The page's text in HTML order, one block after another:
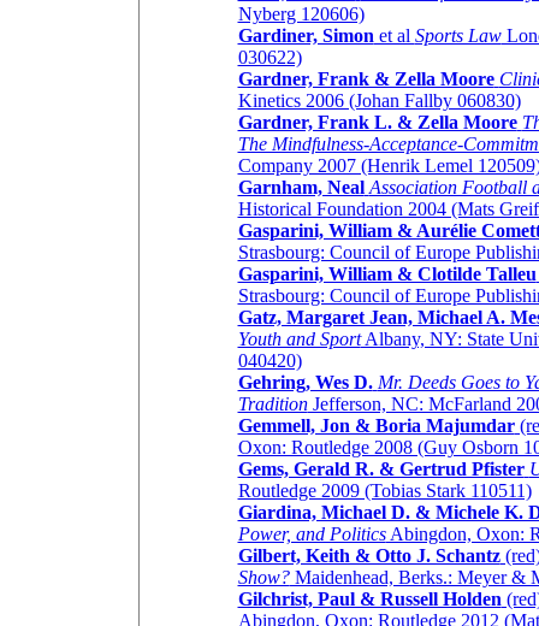
Nyberg 120606)
Gardiner, Simon et al Sports Law
030622)
Gardner, Frank & Zella Moore
Kinetics 2006 (Johan Fallby 060830)
Gardner, Frank L. & Zella Moore
The Mindfulness-Acceptance-
Company 2007 (Henrik Lemel
Garnham, Neal Association Football
Historical Foundation 2004 (Mats
Gasparini, William & Aurélie
Strasbourg: Council of Europe
Gasparini, William & Clotilde Talleu
Strasbourg: Council of Europe
Gatz, Margaret Jean, Michael A.
Youth and SportAlbany, NY: State
040420)
Gehring, Wes D. Mr. Deeds Goes to
TraditionJefferson, NC: McFarland
Gemmell, Jon & Boria Majumdar
Oxon: Routledge 2008 (Guy Osborn
Gems, Gerald R. & Gertrud Pfister
Routledge 2009 (Tobias Stark 110511)
Giardina, Michael D. & Michele K.
Power, and PoliticsAbingdon, Oxon:
Gilbert, Keith & Otto J. Schantz
Show?Maidenhead, Berks.: Meyer &
Gilchrist, Paul & Russell Holden
Abingdon, Oxon: Routledge 2012